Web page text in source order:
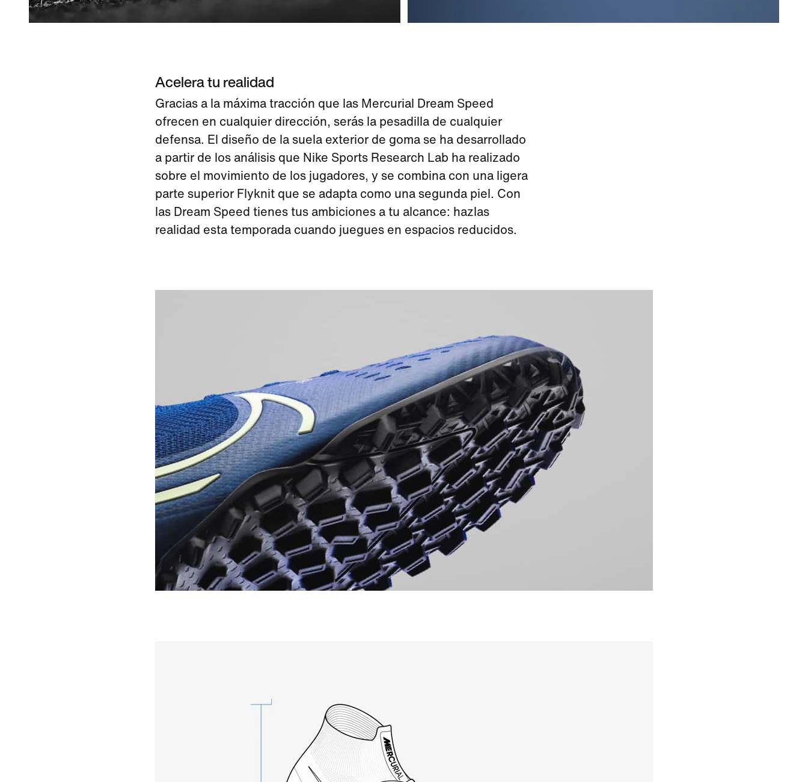
Acelera tu realidad
Gracias a la máxima tracción que las Mercurial Dream Speed
ofrecen en cualquier dirección, serás la pesadilla de cualquier
defensa. El diseño de la suela exterior de goma se ha desarrollado
a partir de los análisis que Nike Sports Research Lab ha realizado
sobre el movimiento de los jugadores, y se combina con una ligera
parte superior Flyknit que se adapta como una segunda piel. Con
las Dream Speed tienes tus ambiciones a tu alcance: hazlas
realidad esta temporada cuando juegues en espacios reducidos.